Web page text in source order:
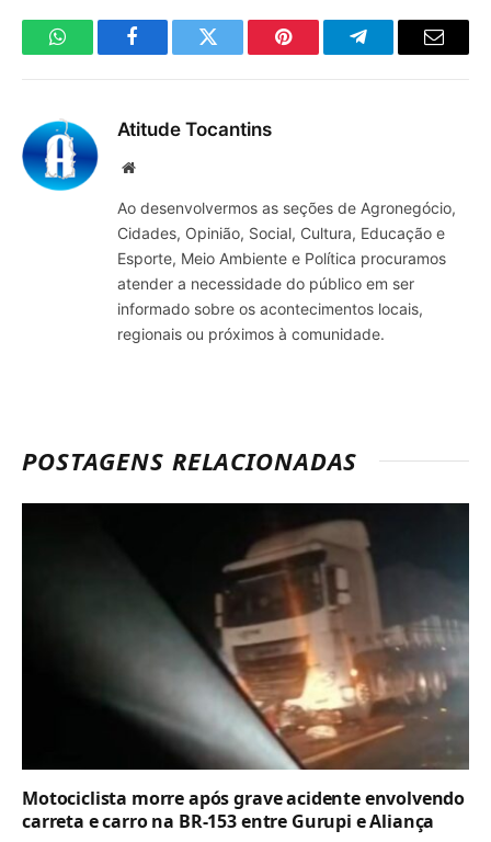
WhatsAppFacebookTwitter Pinterest TelegramaE-
Atitude Tocantins
Site
Ao desenvolvermos as seções de Agronegócio,
Cidades, Opinião, Social, Cultura, Educação e
Esporte, Meio Ambiente e Política procuramos
atender a necessidade do público em ser
informado sobre os acontecimentos locais,
regionais ou próximos à comunidade.
POSTAGENS RELACIONADAS
Motociclista morre após grave acidente envolvendo
carreta e carro na BR-153 entre Gurupi e Aliança